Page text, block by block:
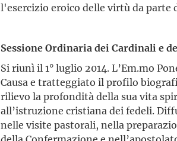
l'esercizio eroico delle virtù da parte
Sessione Ordinaria dei Cardinali e
Si riunì il 1° luglio 2014. L’Em.mo
Causa e tratteggiato il profilo
rilievo la profondità della sua vita
all’istruzione cristiana dei fedeli.
nelle visite pastorali, nella